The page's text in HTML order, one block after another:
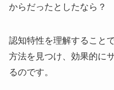
からだったとしたなら？
認知特性を理解すること
方法を見つけ、効果的に
るのです。